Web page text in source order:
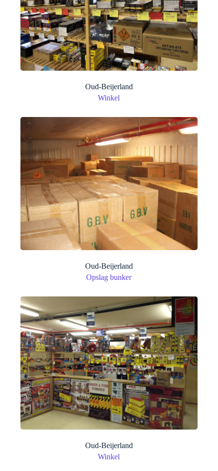
Oud-Beijerland
Winkel
Oud-Beijerland
Opslag bunker
Oud-Beijerland
Winkel